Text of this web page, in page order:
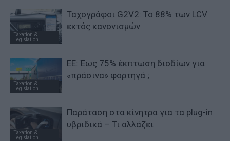
Taxation &
Legislation
Ταχογράφοι G2V2: Το 88% των LCV
εκτός κανονισμών
Taxation &
Legislation
ΕΕ: Έως 75% έκπτωση διοδίων για
«πράσινα» φορτηγά ;
Taxation &
Legislation
Παράταση στα κίνητρα για τα plug-in
υβριδικά – Τι αλλάζει